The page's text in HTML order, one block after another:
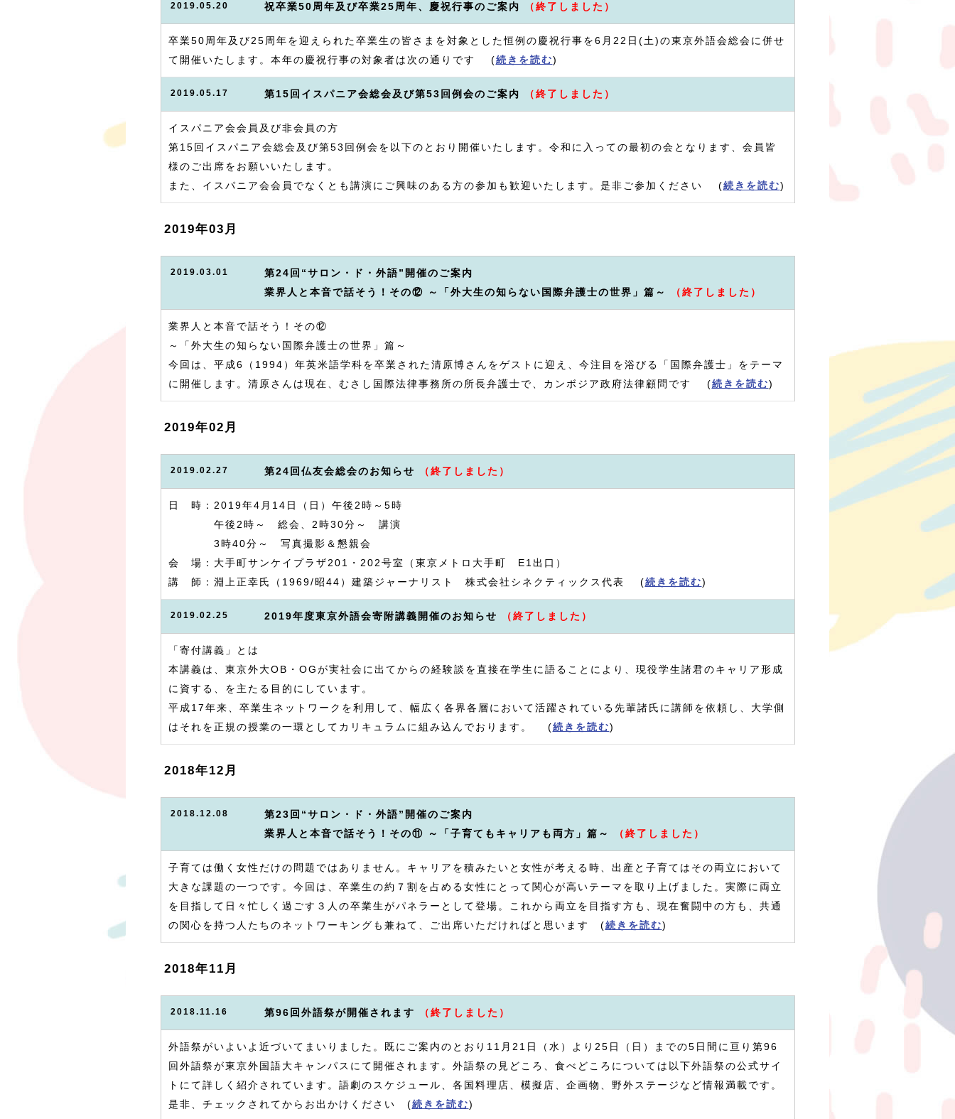
2019.05.20 祝卒業50周年及び卒業25周年、慶祝行事のご案内 （終了しました）
卒業50周年及び25周年を迎えられた卒業生の皆さまを対象とした恒例の慶祝行事を6月22日(土)の東京外語会総会に併せ
て開催いたします。本年の慶祝行事の対象者は次の通りです (続きを読む)
2019.05.17 第15回イスパニア会総会及び第53回例会のご案内 （終了しました）
イスパニア会会員及び非会員の方
第15回イスパニア会総会及び第53回例会を以下のとおり開催いたします。令和に入っての最初の会となります、会員皆
様のご出席をお願いいたします。
また、イスパニア会会員でなくとも講演にご興味のある方の参加も歓迎いたします。是非ご参加ください (続きを読む)
2019年03月
2019.03.01
第24回“サロン・ド・外語”開催のご案内
業界人と本音で話そう！その⑫ ～「外大生の知らない国際弁護士の世界」篇～
（終了しました）
業界人と本音で話そう！その⑫
～「外大生の知らない国際弁護士の世界」篇～
今回は、平成6（1994）年英米語学科を卒業された清原博さんをゲストに迎え、今注目を浴びる「国際弁護士」をテーマ
に開催します。清原さんは現在、むさし国際法律事務所の所長弁護士で、カンボジア政府法律顧問です (続きを読む)
2019年02月
2019.02.27 第24回仏友会総会のお知らせ （終了しました）
日 時：2019年4月14日（日）午後2時～5時
午後2時～ 総会、2時30分～ 講演
3時40分～ 写真撮影＆懇親会
会 場：大手町サンケイプラザ201・202号室（東京メトロ大手町 E1出口）
講 師：淵上正幸氏（1969/昭44）建築ジャーナリスト 株式会社シネクティックス代表 (続きを読む)
2019.02.25 2019年度東京外語会寄附講義開催のお知らせ （終了しました）
「寄付講義」とは
本講義は、東京外大OB・OGが実社会に出てからの経験談を直接在学生に語ることにより、現役学生諸君のキャリア形成
に資する、を主たる目的にしています。
平成17年来、卒業生ネットワークを利用して、幅広く各界各層において活躍されている先輩諸氏に講師を依頼し、大学側
はそれを正規の授業の一環としてカリキュラムに組み込んでおります。 (続きを読む)
2018年12月
2018.12.08
第23回“サロン・ド・外語”開催のご案内
業界人と本音で話そう！その⑪ ～「子育てもキャリアも両方」篇～
（終了しました）
子育ては働く女性だけの問題ではありません。キャリアを積みたいと女性が考える時、出産と子育てはその両立において
大きな課題の一つです。今回は、卒業生の約７割を占める女性にとって関心が高いテーマを取り上げました。実際に両立
を目指して日々忙しく過ごす３人の卒業生がパネラーとして登場。これから両立を目指す方も、現在奮闘中の方も、共通
の関心を持つ人たちのネットワーキングも兼ねて、ご出席いただければと思います (続きを読む)
2018年11月
2018.11.16 第96回外語祭が開催されます （終了しました）
外語祭がいよいよ近づいてまいりました。既にご案内のとおり11月21日（水）より25日（日）までの5日間に亘り第96
回外語祭が東京外国語大キャンパスにて開催されます。外語祭の見どころ、食べどころについては以下外語祭の公式サイ
トにて詳しく紹介されています。語劇のスケジュール、各国料理店、模擬店、企画物、野外ステージなど情報満載です。
是非、チェックされてからお出かけください (続きを読む)